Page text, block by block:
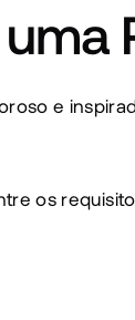
e
os